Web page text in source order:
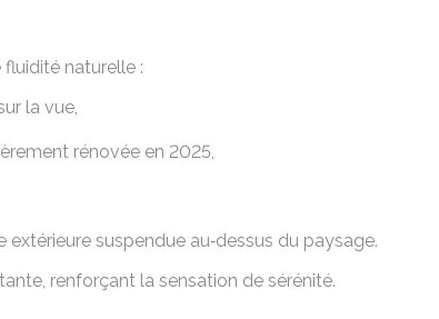
naturelle :
la vue,
rénovée en 2025,
extérieure suspendue au‑dessus du paysage.
renforçant la sensation de sérénité.